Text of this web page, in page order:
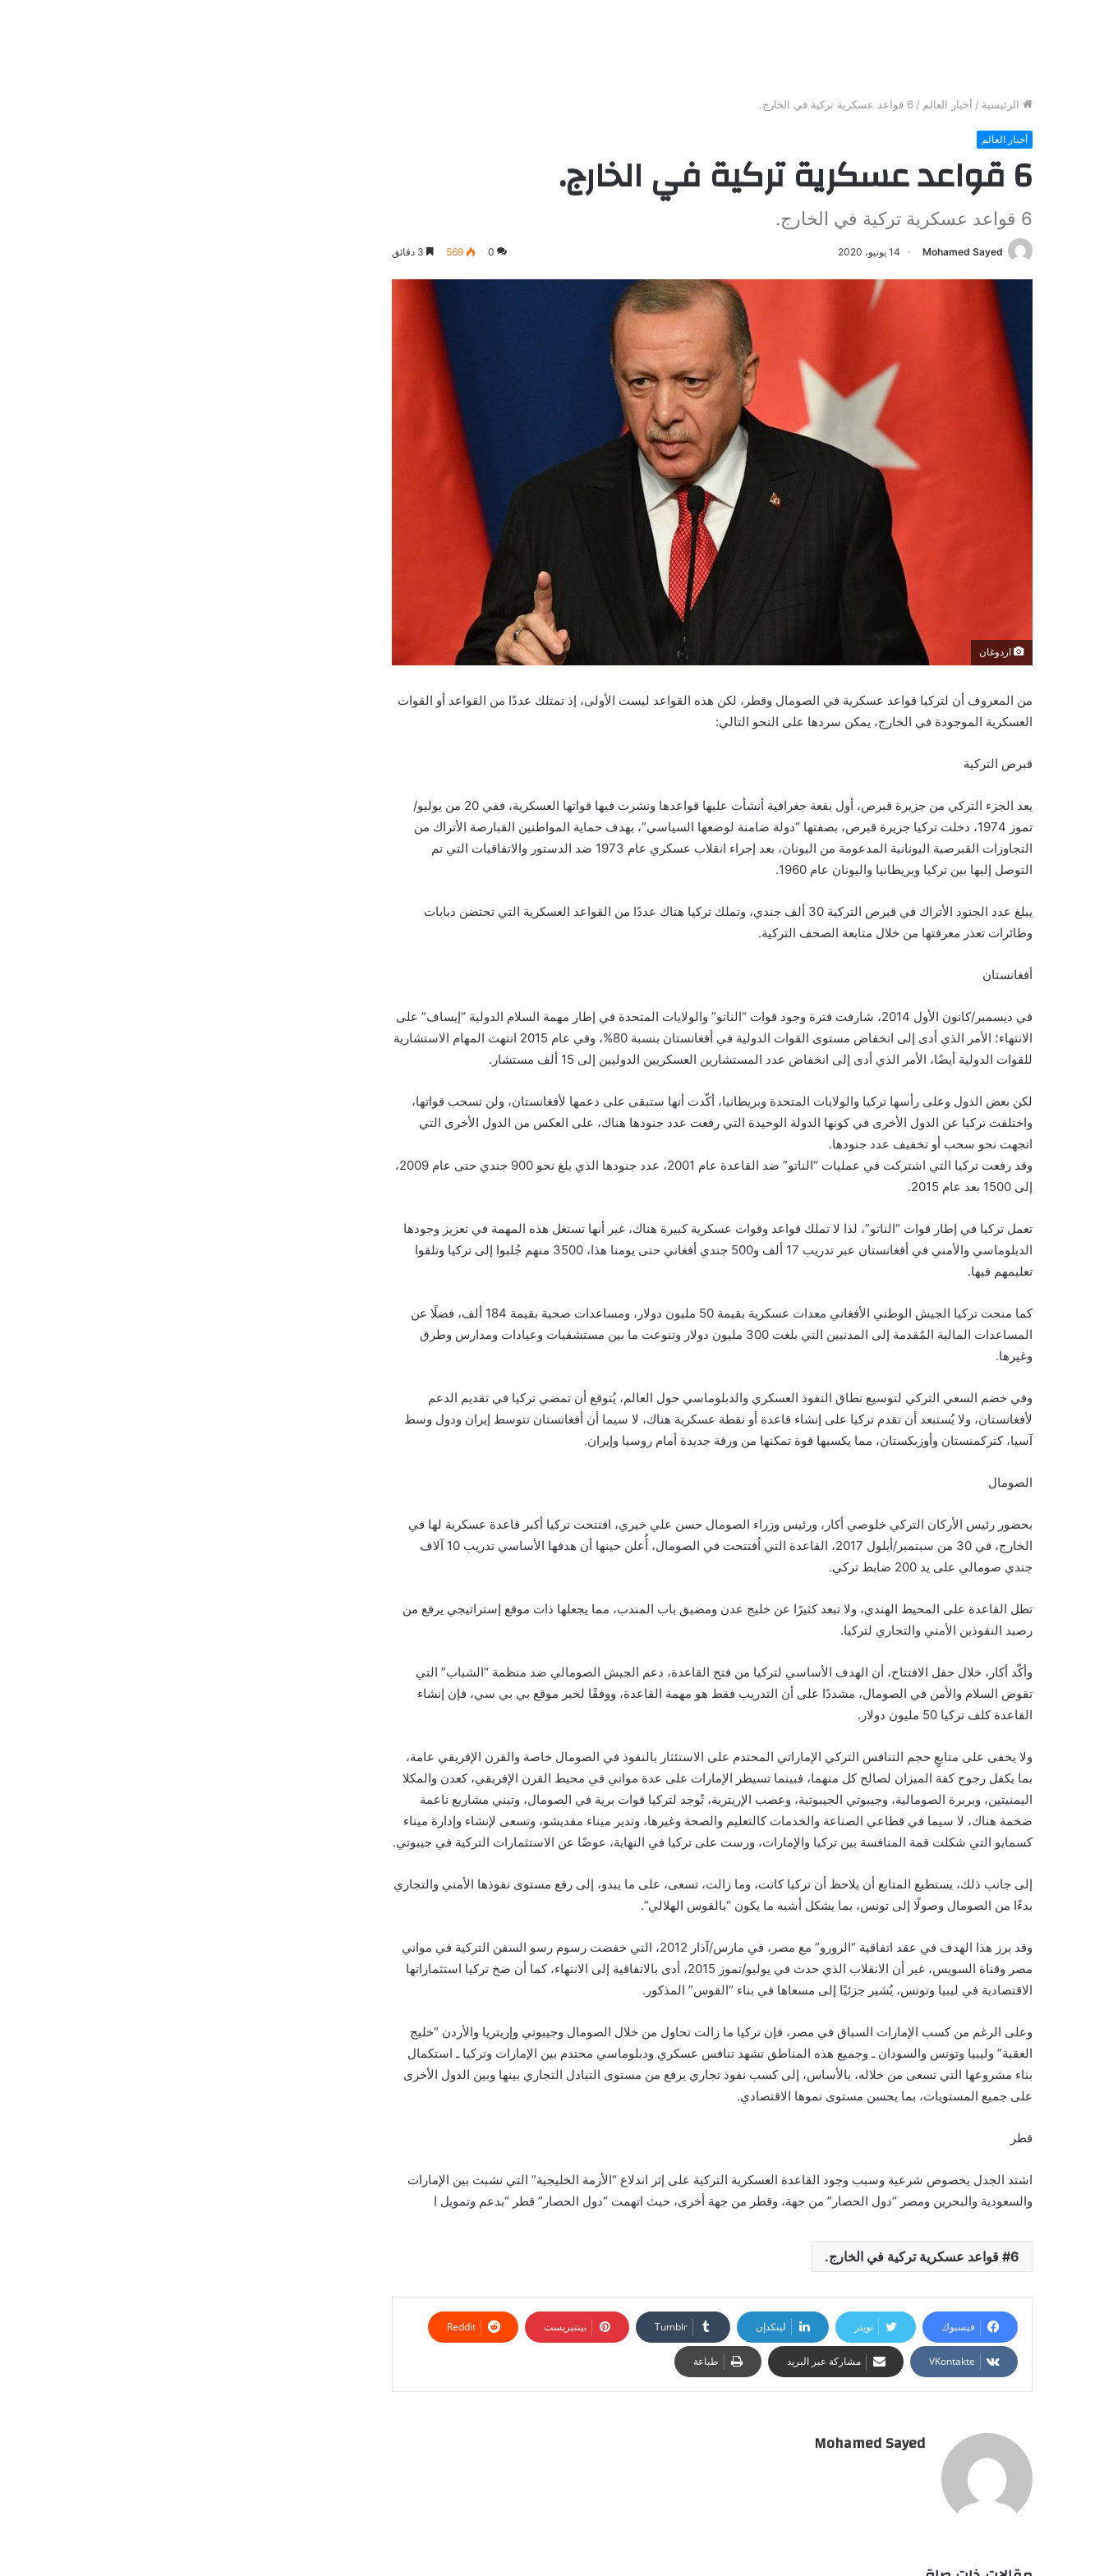
الرئيسية / أخبار العالم / 6 قواعد عسكرية تركية في الخارج.
أخبار العالم
6 قواعد عسكرية تركية في الخارج.
6 قواعد عسكرية تركية في الخارج.
Mohamed Sayed 14 يونيو، 2020 0
569
اردوغان
من المعروف أن لتركيا قواعد عسكرية في الصومال وقطر، لكن هذه القواعد ليست الأولى، إذ تمتلك عددًا من القواعد أو القوات
العسكرية الموجودة في الخارج، يمكن سردها على النحو التالي:
قبرص التركية
يعد الجزء التركي من جزيرة قبرص، أول بقعة جغرافية أنشأت عليها قواعدها ونشرت فيها قواتها العسكرية، ففي 20 من يوليو/
تموز 1974، دخلت تركيا جزيرة قبرص، بصفتها “دولة ضامنة لوضعها السياسي”، بهدف حماية المواطنين القبارصة الأتراك من
التجاوزات القبرصية اليونانية المدعومة من اليونان، بعد إجراء انقلاب عسكري عام 1973 ضد الدستور والاتفاقيات التي تم
التوصل إليها بين تركيا وبريطانيا واليونان عام 1960.
يبلغ عدد الجنود الأتراك في قبرص التركية 30 ألف جندي، وتملك تركيا هناك عددًا من القواعد العسكرية التي تحتضن دبابات
وطائرات تعذر معرفتها من خلال متابعة الصحف التركية.
أفغانستان
في ديسمبر/كانون الأول 2014، شارفت فترة وجود قوات “الناتو” والولايات المتحدة في إطار مهمة السلام الدولية “إيساف” على
الانتهاء؛ الأمر الذي أدى إلى انخفاض مستوى القوات الدولية في أفغانستان بنسبة 80%، وفي عام 2015 انتهت المهام الاستشارية
للقوات الدولية أيضًا، الأمر الذي أدى إلى انخفاض عدد المستشارين العسكريين الدوليين إلى 15 ألف مستشار.
لكن بعض الدول وعلى رأسها تركيا والولايات المتحدة وبريطانيا، أكّدت أنها ستبقى على دعمها لأفغانستان، ولن تسحب قواتها،
واختلفت تركيا عن الدول الأخرى في كونها الدولة الوحيدة التي رفعت عدد جنودها هناك، على العكس من الدول الأخرى التي
اتجهت نحو سحب أو تخفيف عدد جنودها.
وقد رفعت تركيا التي اشتركت في عمليات “الناتو” ضد القاعدة عام 2001، عدد جنودها الذي بلغ نحو 900 جندي حتى عام 2009،
إلى 1500 بعد عام 2015.
تعمل تركيا في إطار قوات “الناتو”، لذا لا تملك قواعد وقوات عسكرية كبيرة هناك، غير أنها تستغل هذه المهمة في تعزيز وجودها
الدبلوماسي والأمني في أفغانستان عبر تدريب 17 ألف و500 جندي أفغاني حتى يومنا هذا، 3500 منهم جُلبوا إلى تركيا وتلقوا
تعليمهم فيها.
كما منحت تركيا الجيش الوطني الأفغاني معدات عسكرية بقيمة 50 مليون دولار، ومساعدات صحية بقيمة 184 ألف، فضلًا عن
المساعدات المالية المُقدمة إلى المدنيين التي بلغت 300 مليون دولار وتنوعت ما بين مستشفيات وعيادات ومدارس وطرق
وغيرها.
وفي خضم السعي التركي لتوسيع نطاق النفوذ العسكري والدبلوماسي حول العالم، يُتوقع أن تمضي تركيا في تقديم الدعم
لأفغانستان، ولا يُستبعد أن تقدم تركيا على إنشاء قاعدة أو نقطة عسكرية هناك، لا سيما أن أفغانستان تتوسط إيران ودول وسط
آسيا، كتركمنستان وأوزبكستان، مما يكسبها قوة تمكنها من ورقة جديدة أمام روسيا وإيران.
الصومال
بحضور رئيس الأركان التركي خلوصي أكار، ورئيس وزراء الصومال حسن علي خيري، افتتحت تركيا أكبر قاعدة عسكرية لها في
الخارج، في 30 من سبتمبر/أيلول 2017، القاعدة التي اُفتتحت في الصومال، أُعلن حينها أن هدفها الأساسي تدريب 10 آلاف
جندي صومالي على يد 200 ضابط تركي.
تطل القاعدة على المحيط الهندي، ولا تبعد كثيرًا عن خليج عدن ومضيق باب المندب، مما يجعلها ذات موقع إستراتيجي يرفع من
رصيد النفوذين الأمني والتجاري لتركيا.
وأكّد أكار، خلال حفل الافتتاح، أن الهدف الأساسي لتركيا من فتح القاعدة، دعم الجيش الصومالي ضد منظمة “الشباب” التي
تقوض السلام والأمن في الصومال، مشددًا على أن التدريب فقط هو مهمة القاعدة، ووفقًا لخبر موقع بي بي سي، فإن إنشاء
القاعدة كلف تركيا 50 مليون دولار.
ولا يخفى على متابعٍ حجم التنافس التركي الإماراتي المحتدم على الاستئثار بالنفوذ في الصومال خاصة والقرن الإفريقي عامة،
بما يكفل رجوح كفة الميزان لصالح كل منهما، فبينما تسيطر الإمارات على عدة مواني في محيط القرن الإفريقي، كعدن والمكلا
اليمنيتين، وبربرة الصومالية، وجيبوتي الجيبوتية، وعصب الإريترية، تُوجد لتركيا قوات برية في الصومال، وتبني مشاريع ناعمة
ضخمة هناك، لا سيما في قطاعي الصناعة والخدمات كالتعليم والصحة وغيرها، وتدير ميناء مقديشو، وتسعى لإنشاء وإدارة ميناء
كسمايو التي شكلت قمة المنافسة بين تركيا والإمارات، ورست على تركيا في النهاية، عوضًا عن الاستثمارات التركية في جيبوتي.
إلى جانب ذلك، يستطيع المتابع أن يلاحظ أن تركيا كانت، وما زالت، تسعى، على ما يبدو، إلى رفع مستوى نفوذها الأمني والتجاري
بدءًا من الصومال وصولًا إلى تونس، بما يشكل أشبه ما يكون “بالقوس الهلالي”.
وقد برز هذا الهدف في عقد اتفاقية “الرورو” مع مصر، في مارس/آذار 2012، التي خفضت رسوم رسو السفن التركية في مواني
مصر وقناة السويس، غير أن الانقلاب الذي حدث في يوليو/تموز 2015، أدى بالاتفاقية إلى الانتهاء، كما أن ضخ تركيا استثماراتها
الاقتصادية في ليبيا وتونس، يُشير جزئيًا إلى مسعاها في بناء “القوس” المذكور.
وعلى الرغم من كسب الإمارات السباق في مصر، فإن تركيا ما زالت تحاول من خلال الصومال وجيبوتي وإريتريا والأردن “خليج
العقبة” وليبيا وتونس والسودان ـ وجميع هذه المناطق تشهد تنافس عسكري ودبلوماسي محتدم بين الإمارات وتركيا ـ استكمال
بناء مشروعها التي تسعى من خلاله، بالأساس، إلى كسب نفوذ تجاري يرفع من مستوى التبادل التجاري بينها وبين الدول الأخرى
على جميع المستويات، بما يحسن مستوى نموها الاقتصادي.
قطر
اشتد الجدل يخصوص شرعية وسبب وجود القاعدة العسكرية التركية على إثر اندلاع “الأزمة الخليجية” التي نشبت بين الإمارات
والسعودية والبحرين ومصر “دول الحصار” من جهة، وقطر من جهة أخرى، حيث اتهمت “دول الحصار” قطر “بدعم وتمويل ا
6 قواعد عسكرية تركية في الخارج.
فيسبوك تويتر لينكدإن بينتيريست
مشاركة عبر البريد طباعة
Mohamed Sayed